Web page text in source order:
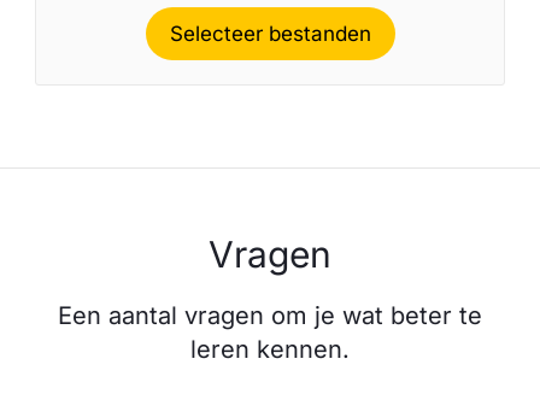
Selecteer bestanden
Vragen
Een aantal vragen om je wat beter te
leren kennen.